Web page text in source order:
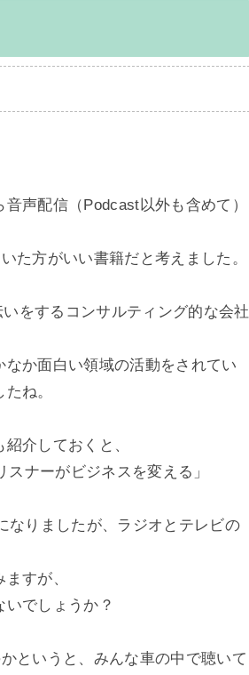
声配信（Podcast以外も含めて）
た方がいい書籍だと考えました。
をするコンサルティング的な会社
か面白い領域の活動をされてい
ね。
介しておくと、
ナーがビジネスを変える」
なりましたが、ラジオとテレビの
すが、
でしょうか？
というと、みんな車の中で聴いて